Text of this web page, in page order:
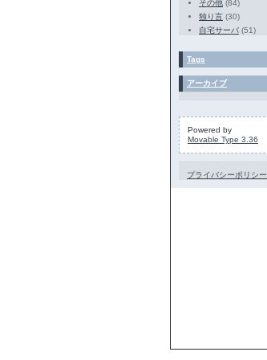
その他 (84)
独り言 (30)
自宅サーバ (51)
Tags
アーカイブ
Powered by
Movable Type 3.36
プライバシーポリシー